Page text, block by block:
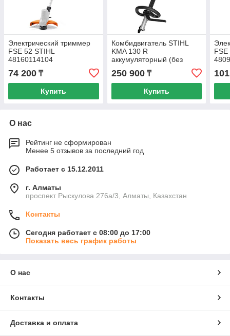
Электрический триммер
FSE 52 STIHL
48160114104
74 200 ₸
Купить
Комбидвигатель STIHL
KMA 130 R
аккумуляторный (без
250 900₸
Купить
FSE
О нас
Рейтинг не сформирован
Менее 5 отзывов за последний год
Работает с 15.12.2011
г. Алматы
проспект Рыскулова 276а/3, Алматы, Казахстан
Контакты
Сегодня работает с 08:00 до 17:00
Показать весь график работы
О нас
Контакты
Доставка и оплата